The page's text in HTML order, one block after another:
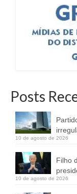
Posts
10 de agosto de 2026
Filho
10 de agosto de 2026